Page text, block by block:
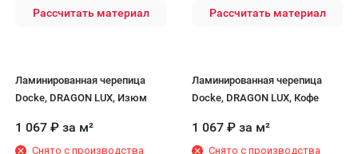
Рассчитать материал Рассчитать материал
Ламинированная черепица
Docke, DRAGON LUX, Изюм
1 067 ₽ за м²
Снято с производства
Ламинированная черепица
Docke, DRAGON LUX, Кофе
1 067 ₽ за м²
Снято с производства